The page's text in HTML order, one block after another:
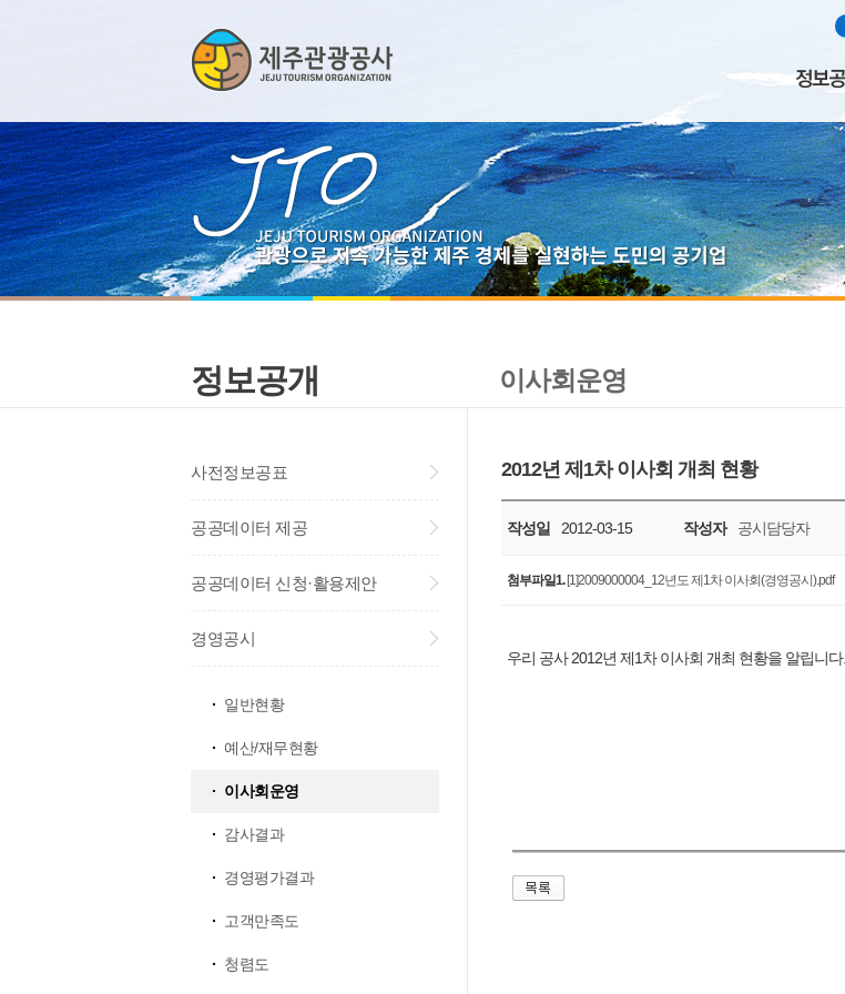
정보공개
사전정보공표
공공데이터 제공
공공데이터 신청·활용제안
경영공시
일반현황
예산/재무현황
이사회운영
감사결과
경영평가결과
고객만족도
청렴도
이사회운영
2012년 제1차 이사회 개최 현황
작성일 2012-03-15 작성자 공시담당자
첨부파일1. [1]2009000004_12년도 제1차 이사회(경영공시).pdf
우리 공사 2012년 제1차 이사회 개최 현황을 알립니다.